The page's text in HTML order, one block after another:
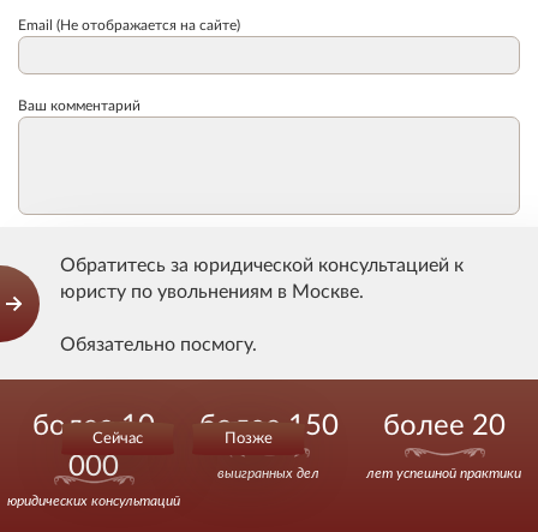
Email (Не отображается на сайте)
Ваш комментарий
Даюсогласие
Сундакову В.В. на хранение и обработку моих
персональных данных и соглашаюсь сусловиямиих
обработки.
Отправить
Задать вопрос
Обратитесь за юридической консультацией к
юристу по увольнениям в Москве.
Обязательно посмогу.
Сейчас Позже
более 10
000
юридических консультаций
более 150
выигранных дел
более 20
лет успешной практики